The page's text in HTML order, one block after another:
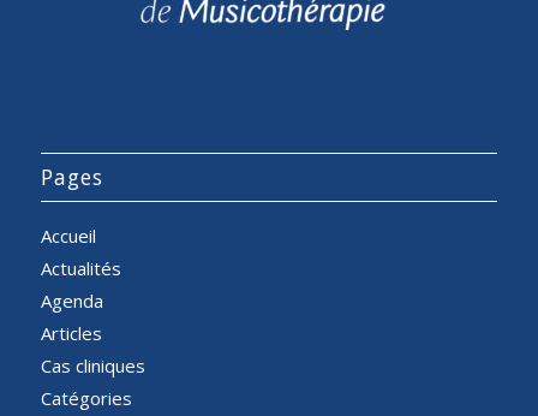
Pages
Accueil
Actualités
Agenda
Articles
Cas cliniques
Catégories